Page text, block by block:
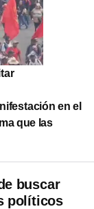
en el
que las
buscar
políticos